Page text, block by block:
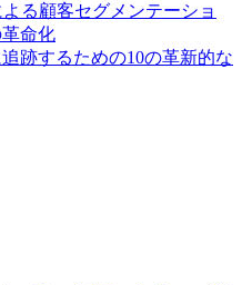
る顧客セグメンテーショ
命化
跡するための10の革新的な